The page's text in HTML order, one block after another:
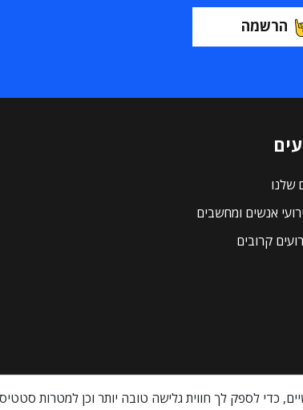
הרשמה
שלנו
אנשים ומחשבים
קרובים